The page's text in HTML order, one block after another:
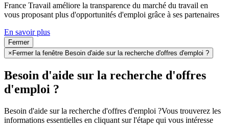
France Travail améliore la transparence du marché du travail en
vous proposant plus d'opportunités d'emploi grâce à ses partenaires
En savoir plus
Fermer
× Fermer la fenêtre Besoin d'aide sur la recherche d'offres d'emploi ?
Besoin d'aide sur la recherche d'offres
d'emploi ?
Besoin d'aide sur la recherche d'offres d'emploi ?Vous trouverez les
informations essentielles en cliquant sur l'étape qui vous intéresse